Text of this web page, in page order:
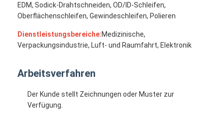
Silikon-Spritzen
Druckguss-Service
EDM, Sodick-Drahtschneiden, OD/ID-Schleifen,
Oberflächenschleifen, Gewindeschleifen, Polieren
Dienstleistungsbereiche:Medizinische,
Verpackungsindustrie, Luft- und Raumfahrt, Elektronik
Arbeitsverfahren
Der Kunde stellt Zeichnungen oder Muster zur
Verfügung.